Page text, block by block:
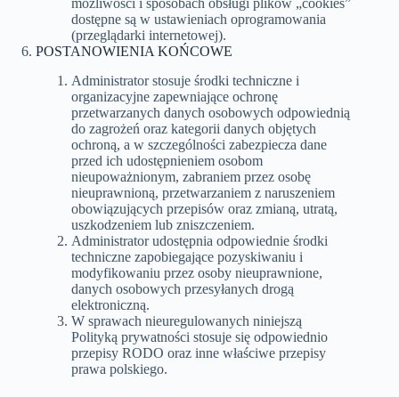
dostępne są w ustawieniach oprogramowania
(przeglądarki internetowej).
POSTANOWIENIA KOŃCOWE
Administrator stosuje środki techniczne i
organizacyjne zapewniające ochronę
przetwarzanych danych osobowych odpowiednią
do zagrożeń oraz kategorii danych objętych
ochroną, a w szczególności zabezpiecza dane
przed ich udostępnieniem osobom
nieupoważnionym, zabraniem przez osobę
nieuprawnioną, przetwarzaniem z naruszeniem
obowiązujących przepisów oraz zmianą, utratą,
uszkodzeniem lub zniszczeniem.
Administrator udostępnia odpowiednie środki
techniczne zapobiegające pozyskiwaniu i
modyfikowaniu przez osoby nieuprawnione,
danych osobowych przesyłanych drogą
elektroniczną.
W sprawach nieuregulowanych niniejszą
Polityką prywatności stosuje się odpowiednio
przepisy RODO oraz inne właściwe przepisy
prawa polskiego.